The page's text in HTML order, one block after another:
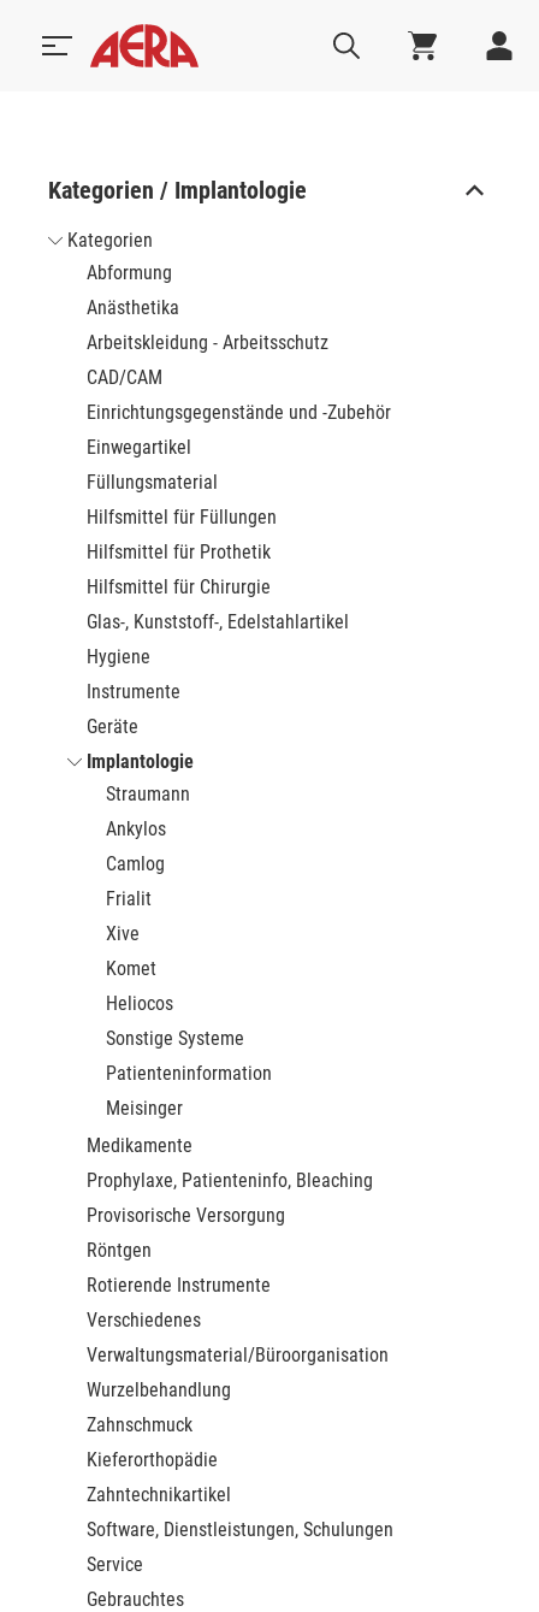
Kategorien / Implantologie
Kategorien
Abformung
Anästhetika
Arbeitskleidung - Arbeitsschutz
CAD/CAM
Einrichtungsgegenstände und -Zubehör
Einwegartikel
Füllungsmaterial
Hilfsmittel für Füllungen
Hilfsmittel für Prothetik
Hilfsmittel für Chirurgie
Glas-, Kunststoff-, Edelstahlartikel
Hygiene
Instrumente
Geräte
Implantologie
Straumann
Ankylos
Camlog
Frialit
Xive
Komet
Heliocos
Sonstige Systeme
Patienteninformation
Meisinger
Medikamente
Prophylaxe, Patienteninfo, Bleaching
Provisorische Versorgung
Röntgen
Rotierende Instrumente
Verschiedenes
Verwaltungsmaterial/Büroorganisation
Wurzelbehandlung
Zahnschmuck
Kieferorthopädie
Zahntechnikartikel
Software, Dienstleistungen, Schulungen
Service
Gebrauchtes